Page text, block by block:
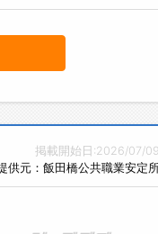
掲載開始日:2026/07/09
供元：飯田橋公共職業安定